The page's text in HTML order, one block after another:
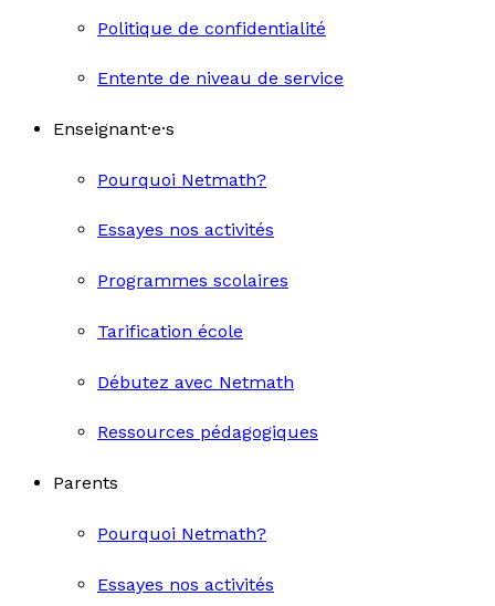
Politique de confidentialité
Entente de niveau de service
Enseignant·e·s
Pourquoi Netmath?
Essayes nos activités
Programmes scolaires
Tarification école
Débutez avec Netmath
Ressources pédagogiques
Parents
Pourquoi Netmath?
Essayes nos activités